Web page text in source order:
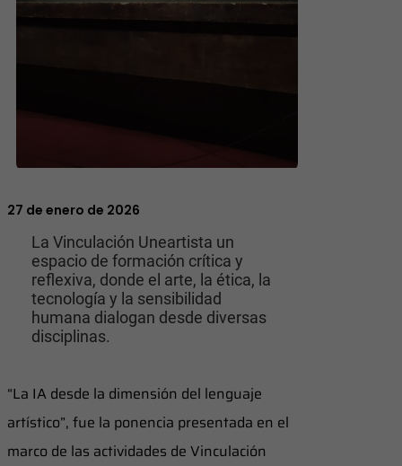
27 de enero de 2026
La Vinculación Uneartista un
espacio de formación crítica y
reflexiva, donde el arte, la ética, la
tecnología y la sensibilidad
humana dialogan desde diversas
disciplinas.
“La IA desde la dimensión del lenguaje
artístico”, fue la ponencia presentada en el
marco de las actividades de Vinculación